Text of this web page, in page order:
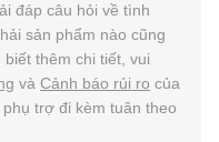
đáp câu hỏi về tình
sản phẩm nào cũng
thêm chi tiết, vui
và Cảnh báo rủi ro của
trợ đi kèm tuân theo